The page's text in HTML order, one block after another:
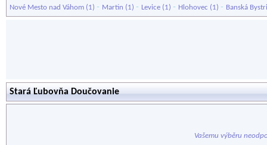
Nové Mesto nad Váhom (1) - Martin (1) - Levice (1) - Hlohovec (1) - Banská
Stará Ľubovňa Doučovanie
Vašemu výběru